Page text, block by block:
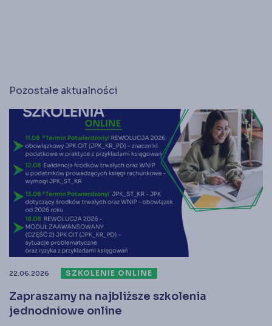
Pozostałe aktualności
22.06.2026 SZKOLENIE ONLINE
Zapraszamy na najbliższe szkolenia
jednodniowe online